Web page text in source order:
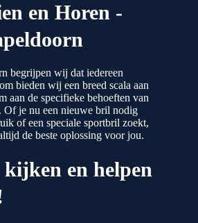
en Horen -
begrijpen wij dat iedereen
bieden wij een breed scala aan
aan de specifieke behoeften van
Of je nu een nieuwe bril nodig
of een speciale sportbril zoekt,
de beste oplossing voor jou.
en helpen